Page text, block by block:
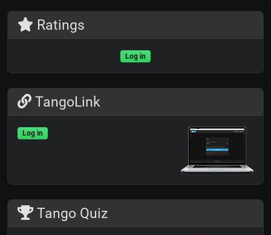
Ratings
Log in
TangoLink
Log in
Tango Quiz